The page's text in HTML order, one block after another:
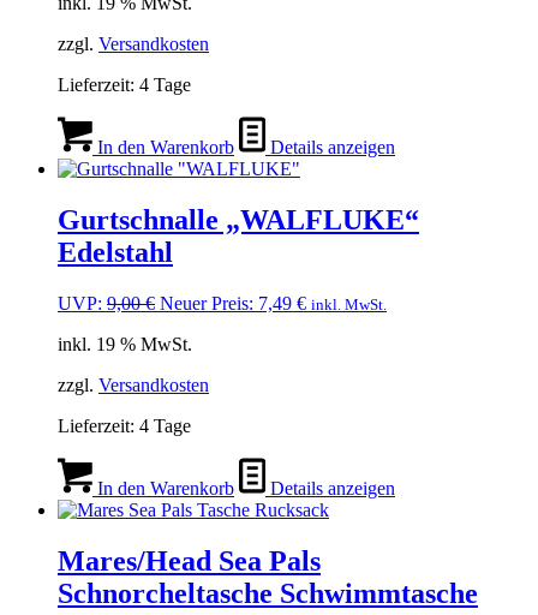
ist:
zzgl. Versandkosten
Lieferzeit: 4 Tage
In den Warenkorb Details anzeigen
Gurtschnalle „WALFLUKE“
Edelstahl
UVP: 9,00€ Ursprünglicher
war:
Neuer Preis: 7,49 €Aktueller
inkl. MwSt.
inkl. 19 % MwSt.
zzgl. Versandkosten
Lieferzeit: 4 Tage
In den Warenkorb Details anzeigen
Mares/Head Sea Pals
Schnorcheltasche Schwimmtasche